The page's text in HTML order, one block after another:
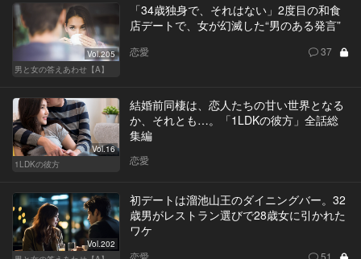
Vol.205
男と女の答えあわせ【A】
「34歳独身で、それはない」2度目の和食
店デートで、女が幻滅した“男のある発言”
恋愛 37
Vol.16
1LDKの彼方
結婚前同棲は、恋人たちの甘い世界となる
か、それとも…。「1LDKの彼方」全話総
集編
恋愛
Vol.202
初デートは溜池山王のダイニングバー。32
歳男がレストラン選びで28歳女に引かれた
ワケ